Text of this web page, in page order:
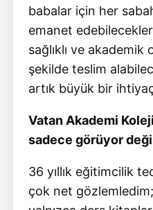
babalar için her
emanet
sağlıklı ve
şekilde teslim
artık büyük bir
Vatan Akademi
sadece görüyor
36 yıllık eğitimcilik
çok net gözlemledim;